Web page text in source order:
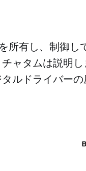
所有し、制御
ャタムは説明
ルドライバーの